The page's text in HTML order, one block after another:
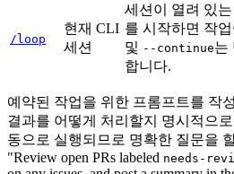
/loop
현재 CLI
세션
세션이 열려 있
를 시작하면 작
및 --continue는
합니다.
예약된 작업을 위한 프롬프트를 작
결과를 어떻게 처리할지 명시적으
동으로 실행되므로 명확한 질문을
"Review open PRs labeled needs-